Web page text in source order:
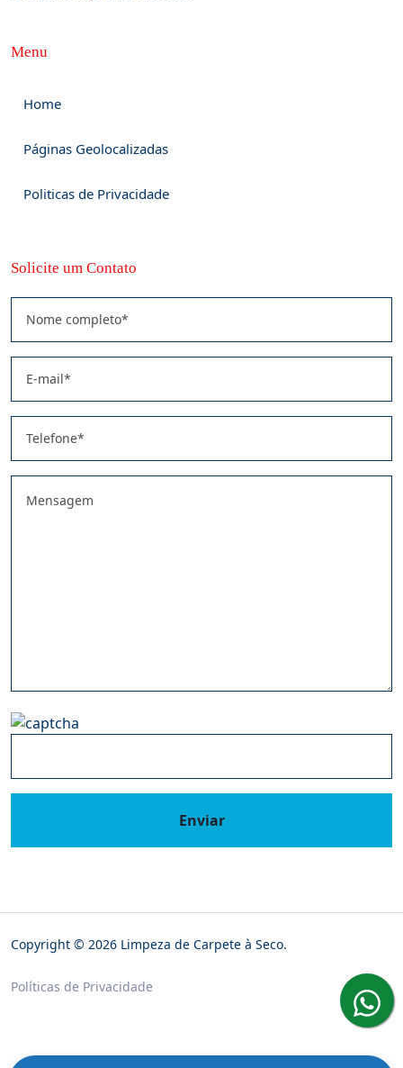
Menu
Home
Páginas Geolocalizadas
Politicas de Privacidade
Solicite um Contato
Enviar
Copyright © 2026 Limpeza de Carpete à Seco.
Políticas de Privacidade